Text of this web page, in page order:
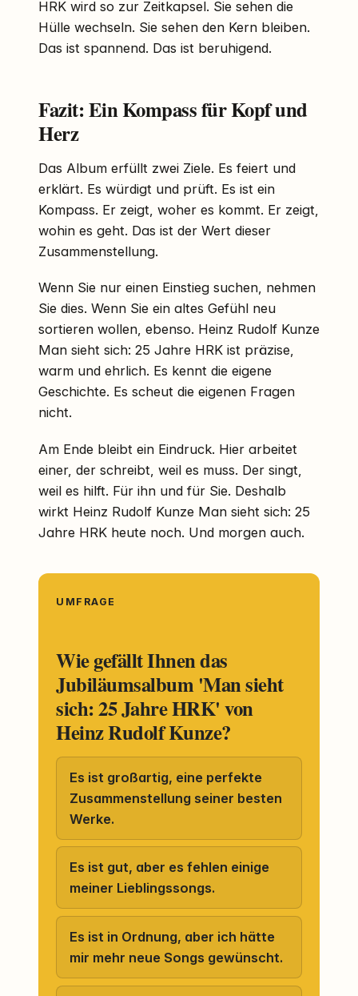
HRK wird so zur Zeitkapsel. Sie sehen die
Hülle wechseln. Sie sehen den Kern bleiben.
Das ist spannend. Das ist beruhigend.
Fazit: Ein Kompass für Kopf und
Herz
Das Album erfüllt zwei Ziele. Es feiert und
erklärt. Es würdigt und prüft. Es ist ein
Kompass. Er zeigt, woher es kommt. Er zeigt,
wohin es geht. Das ist der Wert dieser
Zusammenstellung.
Wenn Sie nur einen Einstieg suchen, nehmen
Sie dies. Wenn Sie ein altes Gefühl neu
sortieren wollen, ebenso. Heinz Rudolf Kunze
Man sieht sich: 25 Jahre HRK ist präzise,
warm und ehrlich. Es kennt die eigene
Geschichte. Es scheut die eigenen Fragen
nicht.
Am Ende bleibt ein Eindruck. Hier arbeitet
einer, der schreibt, weil es muss. Der singt,
weil es hilft. Für ihn und für Sie. Deshalb
wirkt Heinz Rudolf Kunze Man sieht sich: 25
Jahre HRK heute noch. Und morgen auch.
UMFRAGE
Wie gefällt Ihnen das
Jubiläumsalbum 'Man sieht
sich: 25 Jahre HRK' von
Heinz Rudolf Kunze?
Es ist großartig, eine perfekte
Zusammenstellung seiner besten
Werke.
Es ist gut, aber es fehlen einige
meiner Lieblingssongs.
Es ist in Ordnung, aber ich hätte
mir mehr neue Songs gewünscht.